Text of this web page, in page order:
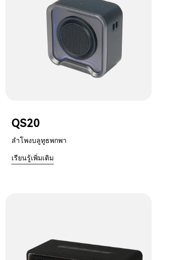
QS20
ลำโพงบลูทูธพกพา
เรียนรู้เพิ่มเติม